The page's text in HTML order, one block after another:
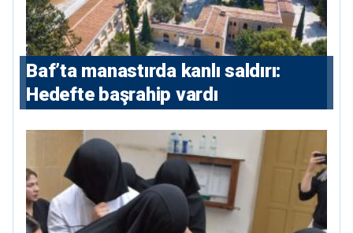
Baf’ta manastırda kanlı saldırı:
Hedefte başrahip vardı